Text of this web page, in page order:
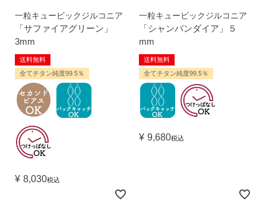
一粒キュービックジルコニア
「サファイアグリーン」
3mm
送料無料
全てチタン純度99.5％
¥ 8,030税込
一粒キュービックジルコニア
「シャンパンダイア」５
mm
送料無料
全てチタン純度99.5％
¥ 9,680税込